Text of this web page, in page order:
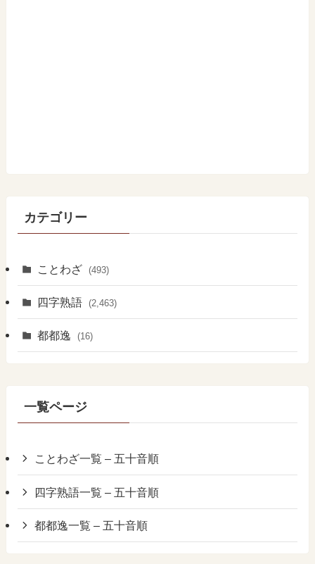
カテゴリー
ことわざ (493)
四字熟語 (2,463)
都都逸 (16)
一覧ページ
ことわざ一覧 – 五十音順
四字熟語一覧 – 五十音順
都都逸一覧 – 五十音順